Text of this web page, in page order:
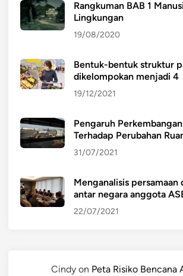
Rangkuman BAB 1
Lingkungan
19/08/2020
Bentuk-bentuk struktur
dikelompokan menjadi 4
19/12/2021
Pengaruh
Terhadap Perubahan
31/07/2021
Menganalisis persamaan
antar negara anggota
22/07/2021
Cindy on Peta Risiko Bencana